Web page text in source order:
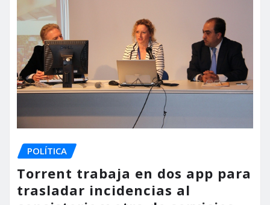
POLÍTICA
Torrent trabaja en dos app para
trasladar incidencias al